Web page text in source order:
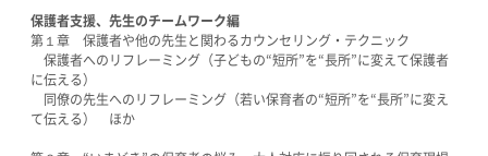
保護者支援、先生のチームワーク編
第１章 保護者や他の先生と関わるカウンセリング・テクニック
保護者へのリフレーミング（子どもの“短所”を“長所”に変えて保護者
に伝える）
同僚の先生へのリフレーミング（若い保育者の“短所”を“長所”に変え
て伝える） ほか